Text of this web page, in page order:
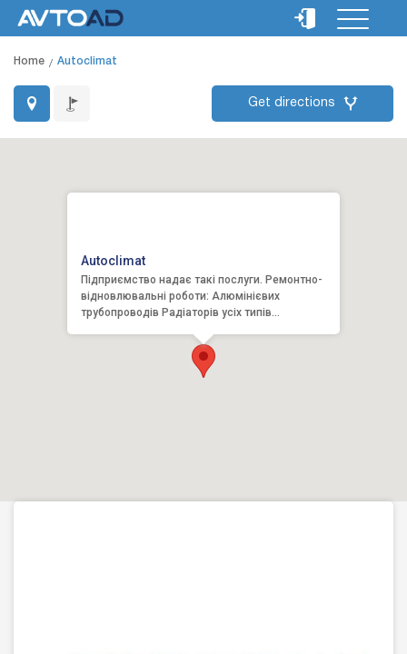
Home Autoclimat
Get directions
Autoclimat
Підприємство надає такі послуги. Ремонтно-
відновлювальні роботи: Алюмінієвих
трубопроводів Радіаторів усіх типів